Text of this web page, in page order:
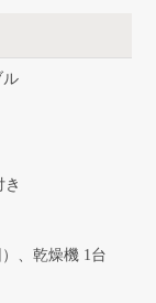
ル
、乾燥機 1台